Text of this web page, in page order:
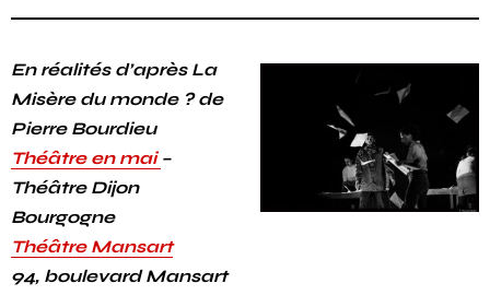
En réalités d’après La
Misère du monde ? de
Pierre Bourdieu
Théâtre en mai –
Théâtre Dijon
Bourgogne
Théâtre Mansart
94, boulevard Mansart